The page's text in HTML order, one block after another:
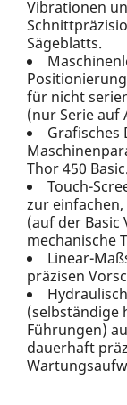
Vibrationen
Sägeblatts.
für nicht
(nur Serie auf
Grafisches
Thor 450 Basic.
Touch-
zur
(auf der
mechanische
Linear-
präzisen
(selbständige
Führungen)
dauerhaft